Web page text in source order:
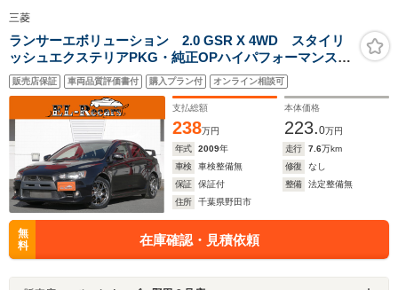
三菱
ランサーエボリューション 2.0 GSR X 4WD スタイリ
ッシュエクステリアPKG・純正OPハイパフォーマンスエ
アロキット・BBS18インチアルミ・レカロシート・ブレ
ンボキャリパー・ロックフォードフォズゲート・バック
カメラ・HDDナビ・ETC・ドラレコ・スマートキー
販売店保証 車両品質評価書付 購入プラン付 オンライン相談可
支払総額
238万円
本体価格
223.0万円
年式
2009年 走行 7.6万km
車検
車検整備無 修復
なし
保証
保証付 整備
法定整備無
住所
千葉県野田市
無
料
在庫確認・見積依頼